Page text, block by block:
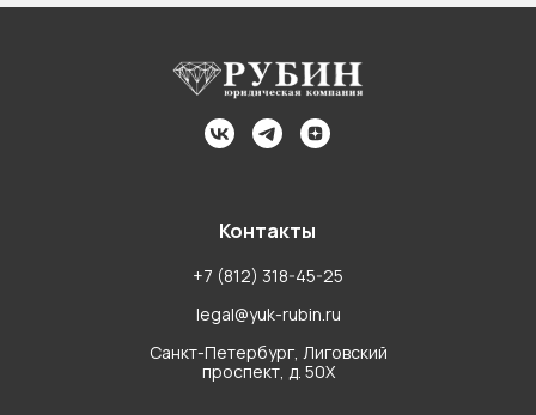
Контакты
+7 (812) 318-45-25
legal@yuk-rubin.ru
Санкт-Петербург, Лиговский
проспект, д. 50Х